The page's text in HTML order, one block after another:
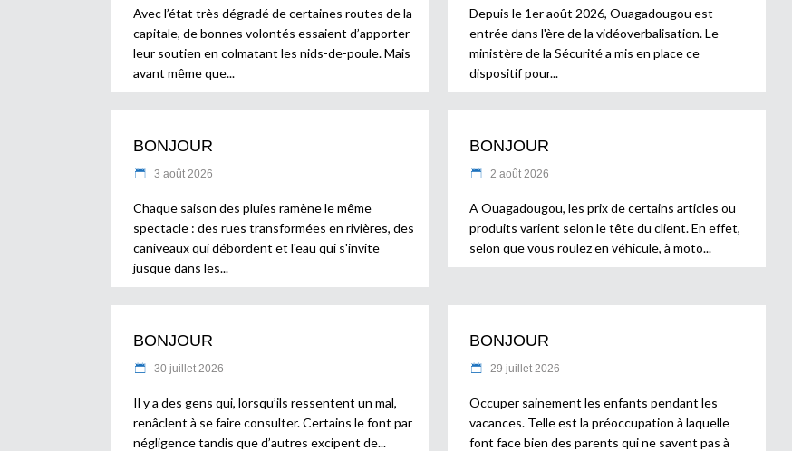
Avec l’état très dégradé de certaines routes de la
capitale, de bonnes volontés essaient d’apporter
leur soutien en colmatant les nids-de-poule. Mais
avant même que
Depuis le 1er août 2026, Ouagadougou est
entrée dans l'ère de la vidéoverbalisation. Le
ministère de la Sécurité a mis en place ce
dispositif pour
BONJOUR
3 août 2026
Chaque saison des pluies ramène le même
spectacle : des rues transformées en rivières, des
caniveaux qui débordent et l'eau qui s'invite
jusque dans les
BONJOUR
2 août 2026
A Ouagadougou, les prix de certains articles ou
produits varient selon le tête du client. En effet,
selon que vous roulez en véhicule, à moto
BONJOUR
30 juillet 2026
Il y a des gens qui, lorsqu’ils ressentent un mal,
renâclent à se faire consulter. Certains le font par
négligence tandis que d’autres excipent de
BONJOUR
29 juillet 2026
Occuper sainement les enfants pendant les
vacances. Telle est la préoccupation à laquelle
font face bien des parents qui ne savent pas à